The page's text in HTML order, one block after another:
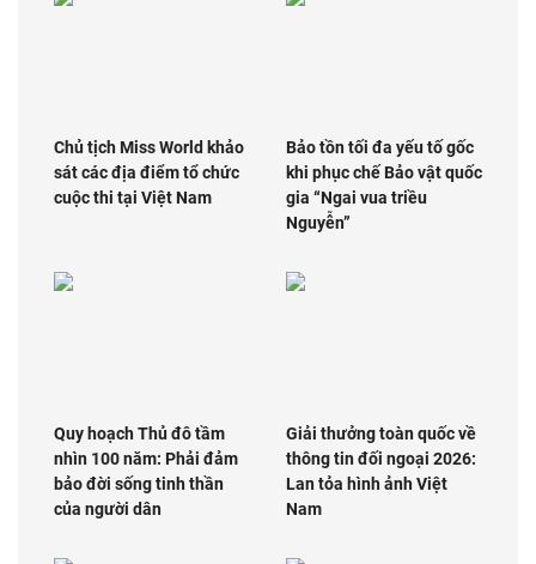
Chủ tịch Miss World khảo
sát các địa điểm tổ chức
cuộc thi tại Việt Nam
Bảo tồn tối đa yếu tố gốc
khi phục chế Bảo vật quốc
gia “Ngai vua triều
Nguyễn”
Quy hoạch Thủ đô tầm
nhìn 100 năm: Phải đảm
bảo đời sống tinh thần
của người dân
Giải thưởng toàn quốc về
thông tin đối ngoại 2026:
Lan tỏa hình ảnh Việt
Nam